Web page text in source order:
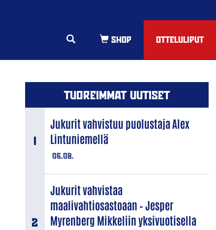
OTTELULIPUT
TUOREIMMAT UUTISET
06.08.
Jukurit vahvistuu puolustaja Alex
Lintuniemellä
Jukurit vahvistaa
maalivahtiosastoaan – Jesper
Myrenberg Mikkeliin yksivuotisella